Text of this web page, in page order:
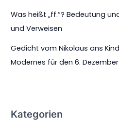
Was heißt „ff.“? Bedeutung
und Verweisen
Gedicht vom Nikolaus ans
Modernes für den 6. Dezember
Kategorien